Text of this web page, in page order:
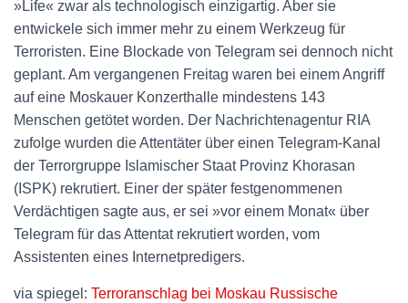
»Life« zwar als technologisch einzigartig. Aber sie
entwickele sich immer mehr zu einem Werkzeug für
Terroristen. Eine Blockade von Telegram sei dennoch nicht
geplant. Am vergangenen Freitag waren bei einem Angriff
auf eine Moskauer Konzerthalle mindestens 143
Menschen getötet worden. Der Nachrichtenagentur RIA
zufolge wurden die Attentäter über einen Telegram-Kanal
der Terrorgruppe Islamischer Staat Provinz Khorasan
(ISPK) rekrutiert. Einer der später festgenommenen
Verdächtigen sagte aus, er sei »vor einem Monat« über
Telegram für das Attentat rekrutiert worden, vom
Assistenten eines Internetpredigers.
via spiegel: Terroranschlag bei Moskau Russische